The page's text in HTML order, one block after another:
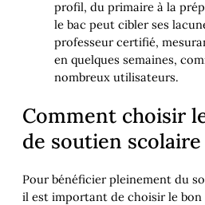
profil, du primaire à la
le bac peut cibler ses
professeur certifié,
en quelques semaines,
nombreux utilisateurs.
Comment choisir
de soutien
Pour bénéficier pleinement du
il est important de choisir le bon